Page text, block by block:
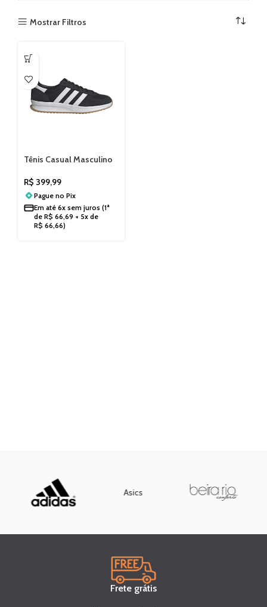
Mostrar Filtros
Tênis Casual Masculino
R$ 399,99
Pague no Pix
Em até 6x sem juros (1ª
de R$ 66,69 + 5x de
R$ 66,66)
Asics
Frete grátis